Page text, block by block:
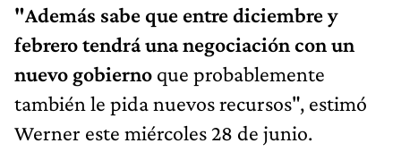
"Además sabe que entre diciembre y
febrero tendrá una negociación con un
nuevo gobierno que probablemente
también le pida nuevos recursos", estimó
Werner este miércoles 28 de junio.